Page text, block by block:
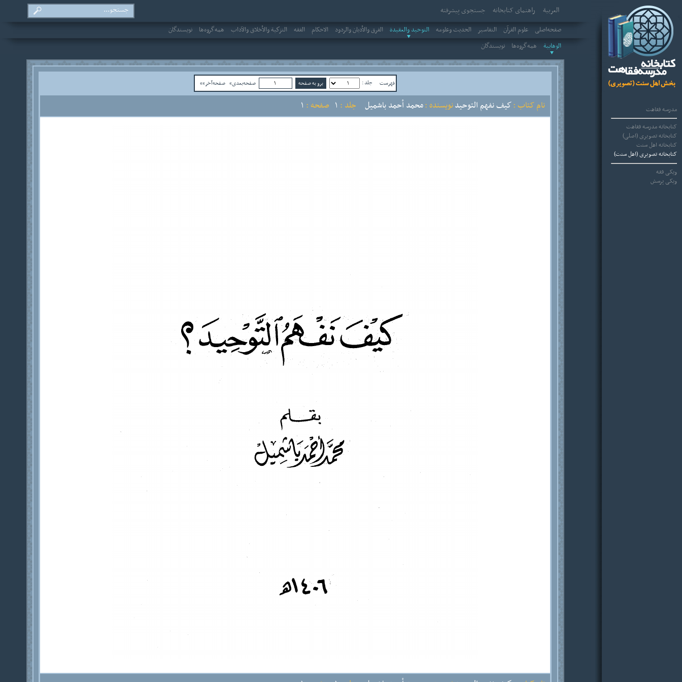
مدرسه فقاهت
کتابخانه مدرسه فقاهت
کتابخانه تصویری (اصلی)
کتابخانه اهل سنت
کتابخانه تصویری (اهل سنت)
ویکی فقه
ویکی پرسش
العربیة راهنمای کتابخانه
جستجوی پیشرفته
صفحه‌اصلی علوم القرآن التفاسير الحديث وعلومه التوحيد والعقيدة الفرق والأديان والردود الاحکام الفقه التزكية والأخلاق والآداب همه‌گروه‌ها
نویسندگان
الوهابية
همه‌گروه‌ها نویسندگان
فهرست جلد : صفحه‌بعدی» صفحه‌آخر»»
نام کتاب :كيف نفهم التوحيدنویسنده :محمد أحمد باشميل جلد : صفحه :